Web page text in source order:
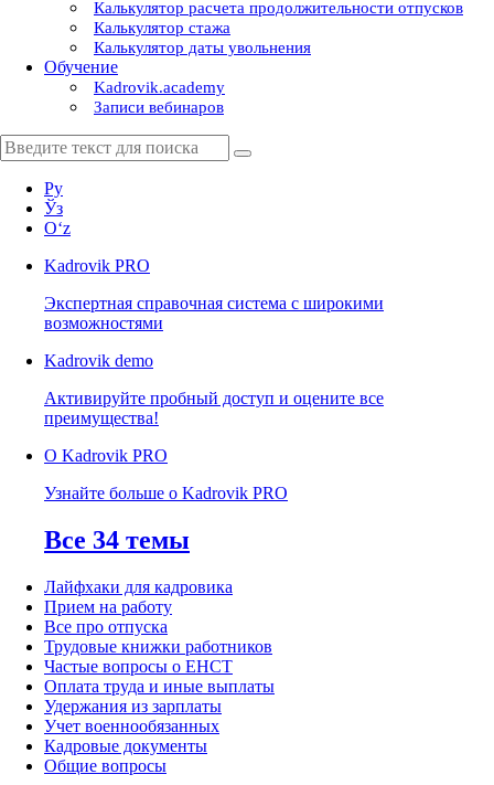
Калькулятор расчета продолжительности отпусков
Калькулятор стажа
Калькулятор даты увольнения
Обучение
Kadrovik.academy
Записи вебинаров
Ру
Ўз
Oʻz
Kadrovik PRO
Экспертная справочная система с широкими
возможностями
Kadrovik demo
Активируйте пробный доступ и оцените все
преимущества!
О Kadrovik PRO
Узнайте больше о Kadrovik PRO
Все 34 темы
Лайфхаки для кадровика
Прием на работу
Все про отпуска
Трудовые книжки работников
Частые вопросы о ЕНСТ
Оплата труда и иные выплаты
Удержания из зарплаты
Учет военнообязанных
Кадровые документы
Общие вопросы